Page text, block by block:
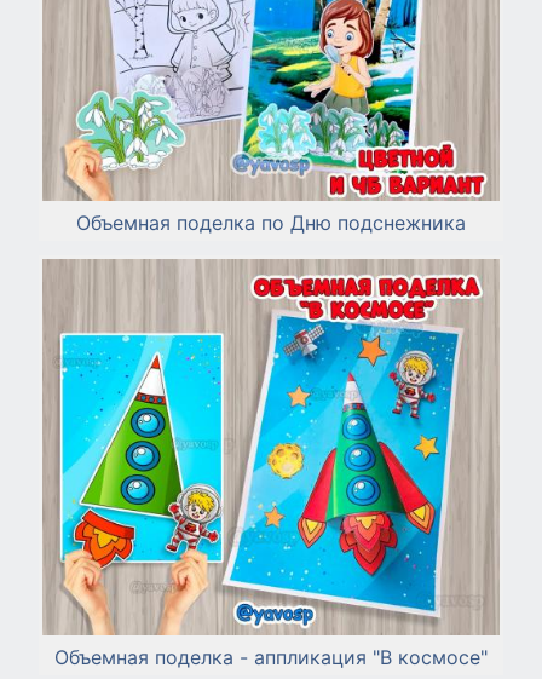
Объемная поделка по Дню подснежника
Объемная поделка - аппликация "В космосе"